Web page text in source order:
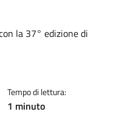
la 37° edizione di
Tempo di lettura:
1 minuto